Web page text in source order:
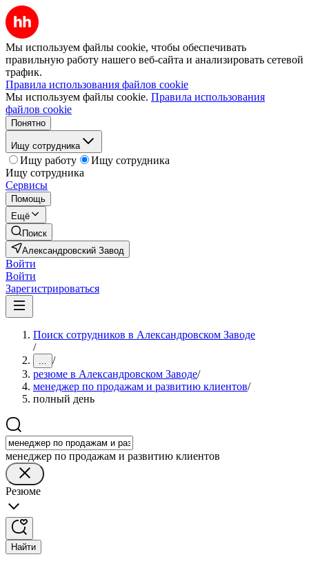
Мы используем файлы cookie, чтобы обеспечивать
правильную работу нашего веб-сайта и анализировать сетевой
трафик.
Правила использования файлов cookie
Мы используем файлы cookie. Правила использования
файлов cookie
Понятно
Ищу сотрудника
Ищу работу
Ищу сотрудника
Ищу сотрудника
Сервисы
Помощь
Ещё
Поиск
Александровский Завод
Войти
Войти
Зарегистрироваться
Поиск сотрудников в Александровском Заводе
/
... /
резюме в Александровском Заводе/
менеджер по продажам и развитию клиентов/
полный день
менеджер по продажам и развитию клиентов
Резюме
Найти